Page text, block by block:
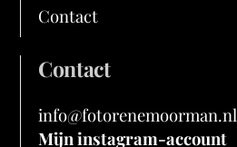
Contact
Contact
info@fotorenemoorman.nl
Mijn instagram-account